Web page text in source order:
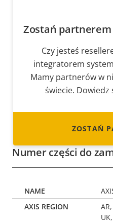
Zostań partnerem
Czy jesteś
integratorem
Mamy partnerów w
świecie. Dowiedz
ZOSTAŃ
Numer części do